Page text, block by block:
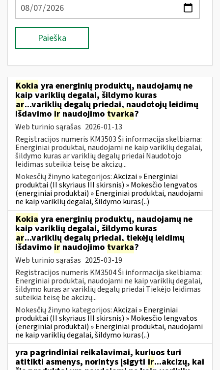
Paieška
Kokia yra energinių produktų, naudojamų ne
kaip variklių degalai, šildymo kuras
ar...variklių degalų priedai, naudotojų leidimų
išdavimo ir naudojimo tvarka?
Web turinio sąrašas 2026-01-13
Registracijos numeris KM3503 Ši informacija skelbiama:
Energiniai produktai, naudojami ne kaip variklių degalai,
šildymo kuras ar variklių degalų priedai Naudotojo
leidimas suteikia teisę be akcizų...
Mokesčių žinyno kategorijos:Akcizai » Energiniai
produktai (II skyriaus III skirsnis) » Mokesčio lengvatos
(energiniai produktai) » Energiniai produktai, naudojami
ne kaip variklių degalai, šildymo kuras(..)
Kokia yra energinių produktų, naudojamų ne
kaip variklių degalai, šildymo kuras
ar...variklių degalų priedai, tiekėjų leidimų
išdavimo ir naudojimo tvarka?
Web turinio sąrašas 2025-03-19
Registracijos numeris KM3504 Ši informacija skelbiama:
Energiniai produktai, naudojami ne kaip variklių degalai,
šildymo kuras ar variklių degalų priedai Tiekėjo leidimas
suteikia teisę be akcizų...
Mokesčių žinyno kategorijos:Akcizai » Energiniai
produktai (II skyriaus III skirsnis) » Mokesčio lengvatos
(energiniai produktai) » Energiniai produktai, naudojami
ne kaip variklių degalai, šildymo kuras(..)
yra pagrindiniai reikalavimai, kuriuos turi
atitikti asmenys, norintys įsigyti ir...akcizų, kai